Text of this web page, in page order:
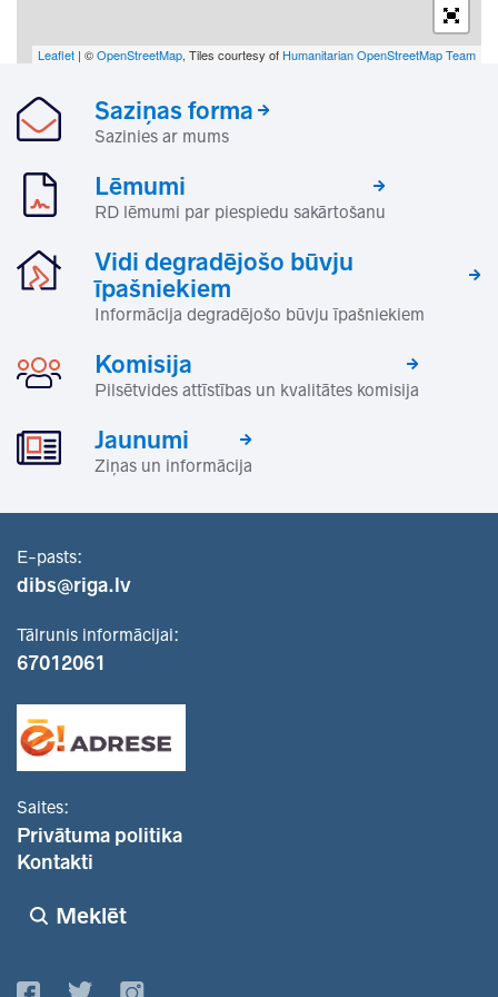
Leaflet | ©OpenStreetMap, Tiles courtesy of Humanitarian OpenStreetMap Team
Saziņas forma
Sazinies ar mums
Lēmumi
RD lēmumi par piespiedu sakārtošanu
Vidi degradējošo būvju
īpašniekiem
Informācija degradējošo būvju īpašniekiem
Komisija
Pilsētvides attīstības un kvalitātes komisija
Jaunumi
Ziņas un informācija
E-pasts:
dibs@riga.lv
Tālrunis informācijai:
67012061
Saites:
Privātuma politika
Kontakti
Meklēt